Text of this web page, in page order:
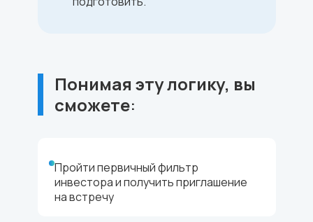
Понимая эту логику, вы
сможете:
Пройти первичный фильтр
инвестора и получить приглашение
на встречу